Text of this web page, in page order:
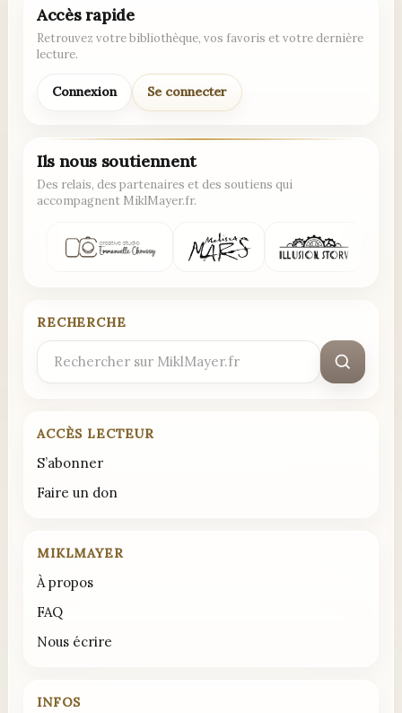
Accès rapide
Retrouvez votre bibliothèque, vos favoris et votre dernière
lecture.
Connexion Se connecter
Ils nous soutiennent
Des relais, des partenaires et des soutiens qui
accompagnent MiklMayer.fr.
RECHERCHE
Rechercher
ACCÈS LECTEUR
S’abonner
Faire un don
MIKLMAYER
À propos
FAQ
Nous écrire
INFOS